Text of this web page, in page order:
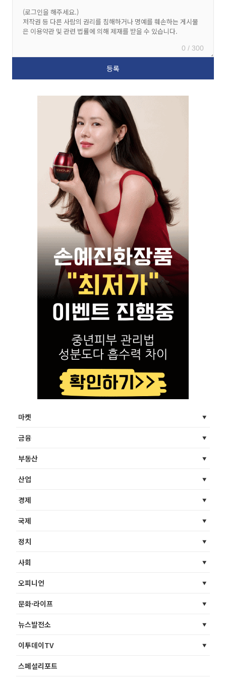
0 / 300
마켓
금융
부동산
산업
경제
국제
정치
사회
오피니언
문화·라이프
뉴스발전소
이투데이TV
스페셜리포트